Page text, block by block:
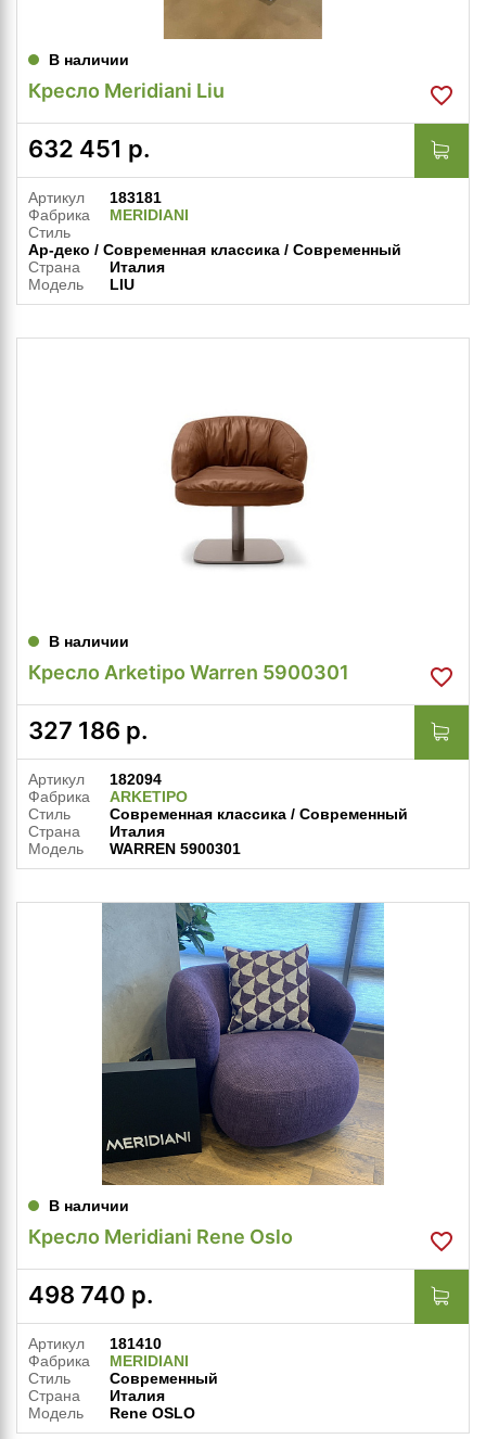
В наличии
Кресло Meridiani Liu
632 451 р.
Артикул
183181
Фабрика
MERIDIANI
Стиль
Ар-деко / Современная классика / Современный
Страна
Италия
Модель
LIU
В наличии
Кресло Arketipo Warren 5900301
327 186 р.
Артикул
182094
Фабрика
ARKETIPO
Стиль
Современная классика / Современный
Страна
Италия
Модель
WARREN 5900301
В наличии
Кресло Meridiani Rene Oslo
498 740 р.
Артикул
181410
Фабрика
MERIDIANI
Стиль
Современный
Страна
Италия
Модель
Rene OSLO